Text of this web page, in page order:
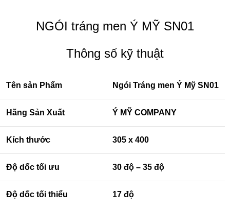
NGÓI tráng men Ý MỸ SN01
Thông số kỹ thuật
Tên sản Phẩm Ngói Tráng men Ý Mỹ SN01
Hãng Sản Xuất Ý MỸ COMPANY
Kích thước 305 x 400
Độ dốc tối ưu 30 độ – 35 độ
Độ dốc tối thiểu 17 độ